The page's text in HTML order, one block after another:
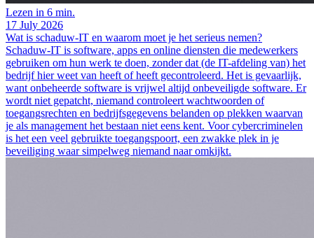
Lezen in 6 min.
17 July 2026
Wat is schaduw-IT en waarom moet je het serieus nemen?
Schaduw-IT is software, apps en online diensten die medewerkers
gebruiken om hun werk te doen, zonder dat (de IT-afdeling van) het
bedrijf hier weet van heeft of heeft gecontroleerd. Het is gevaarlijk,
want onbeheerde software is vrijwel altijd onbeveiligde software. Er
wordt niet gepatcht, niemand controleert wachtwoorden of
toegangsrechten en bedrijfsgegevens belanden op plekken waarvan
je als management het bestaan niet eens kent. Voor cybercriminelen
is het een veel gebruikte toegangspoort, een zwakke plek in je
beveiliging waar simpelweg niemand naar omkijkt.